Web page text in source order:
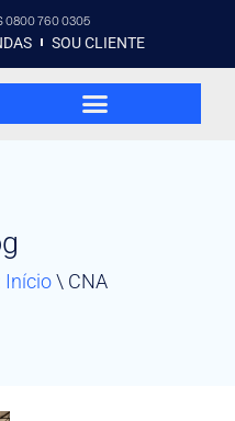
0800 760 0305
SOU CLIENTE
Início\ CNA